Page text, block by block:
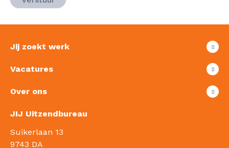
Jij zoekt werk
Vacatures
Over ons
JIJ Uitzendbureau
Suikerlaan 13
9743 DA